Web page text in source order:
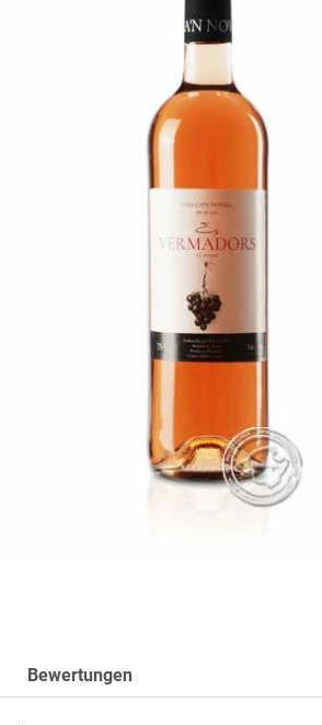
Bewertungen